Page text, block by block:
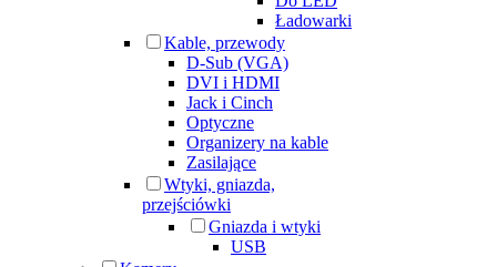
Ładowarki
Kable, przewody
D-Sub (VGA)
DVI i HDMI
Jack i Cinch
Optyczne
Organizery na kable
Zasilające
Wtyki, gniazda,
przejściówki
Gniazda i wtyki
USB